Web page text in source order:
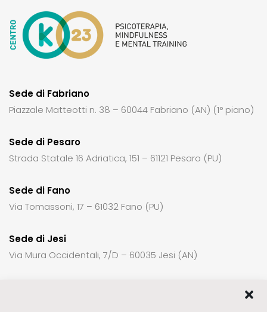
Sede di Fabriano
Piazzale Matteotti n. 38 – 60044 Fabriano (AN) (1° piano)
Sede di Pesaro
Strada Statale 16 Adriatica, 151 – 61121 Pesaro (PU)
Sede di Fano
Via Tomassoni, 17 – 61032 Fano (PU)
Sede di Jesi
Via Mura Occidentali, 7/D – 60035 Jesi (AN)